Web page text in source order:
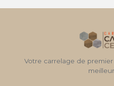
Votre carrelage de